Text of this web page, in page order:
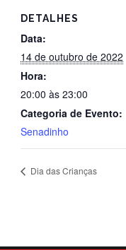
DETALHES
Data:
14 de outubro de 2022
Hora:
20:00 às 23:00
Categoria de Evento:
Senadinho
Dia das Crianças